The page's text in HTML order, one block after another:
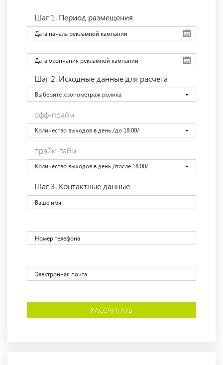
Шаг 1.Период размещения
Шаг 2.Исходные данные для расчета
Выберите хронометраж ролика
офф-прайм
Количество выходов в день /до 18:00/
прайм-тайм
Количество выходов в день /после 18:00/
Шаг 3.Контактные данные
РАССЧИТАТЬ